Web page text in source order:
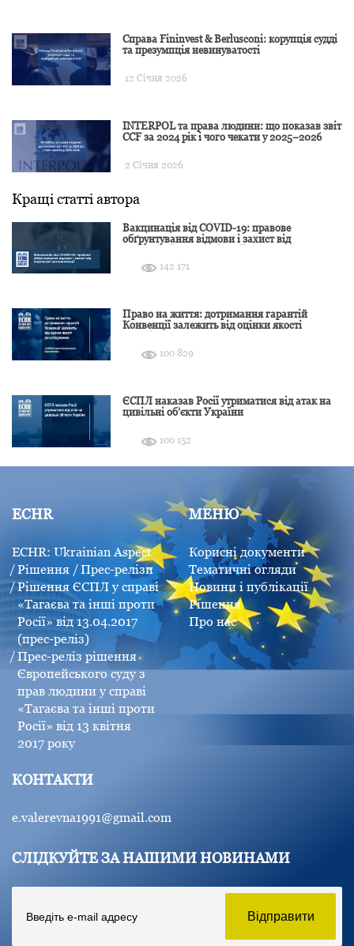
Справа Fininvest & Berlusconi: корупція судді
та презумпція невинуватості
12 Січня 2026
INTERPOL та права людини: що показав звіт
CCF за 2024 рік і чого чекати у 2025–2026
2 Січня 2026
Кращі статті автора
Вакцинація від COVID-19: правове
обґрунтування відмови і захист від
142 171
Право на життя: дотримання гарантій
Конвенції залежить від оцінки якості
100 829
ЄСПЛ наказав Росії утриматися від атак на
цивільні об’єкти України
100 152
ECHR
ECHR: Ukrainian Aspect
Рішення
Прес-релізи
Рішення ЄСПЛ у справі
«Тагаєва та інші проти
Росії» від 13.04.2017
(прес-реліз)
Прес-реліз рішення
Європейського суду з
прав людини у справі
«Тагаєва та інші проти
Росії» від 13 квітня
2017 року
МЕНЮ
Корисні документи
Тематичні огляди
Новини і публікації
Рішення
Про нас
КОНТАКТИ
e.valerevna1991@gmail.com
СЛІДКУЙТЕ ЗА НАШИМИ НОВИНАМИ